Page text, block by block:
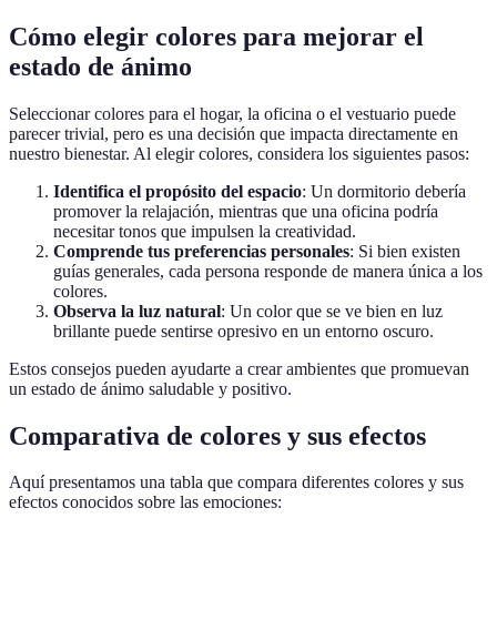
Cómo elegir colores para mejorar el
estado de ánimo
Seleccionar colores para el hogar, la oficina o el vestuario puede
parecer trivial, pero es una decisión que impacta directamente en
nuestro bienestar. Al elegir colores, considera los siguientes pasos:
Identifica el propósito del espacio: Un dormitorio debería
promover la relajación, mientras que una oficina podría
necesitar tonos que impulsen la creatividad.
Comprende tus preferencias personales: Si bien existen
guías generales, cada persona responde de manera única a los
colores.
Observa la luz natural: Un color que se ve bien en luz
brillante puede sentirse opresivo en un entorno oscuro.
Estos consejos pueden ayudarte a crear ambientes que promuevan
un estado de ánimo saludable y positivo.
Comparativa de colores y sus efectos
Aquí presentamos una tabla que compara diferentes colores y sus
efectos conocidos sobre las emociones: